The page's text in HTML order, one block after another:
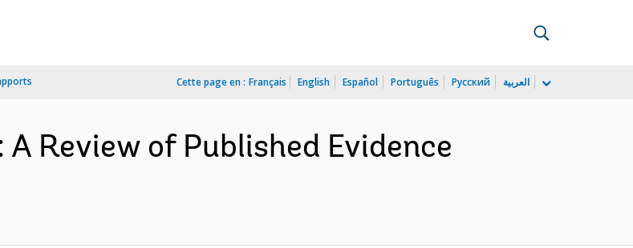
Cette page en : Français English Español Português Русский العربية
Review of Published Evidence